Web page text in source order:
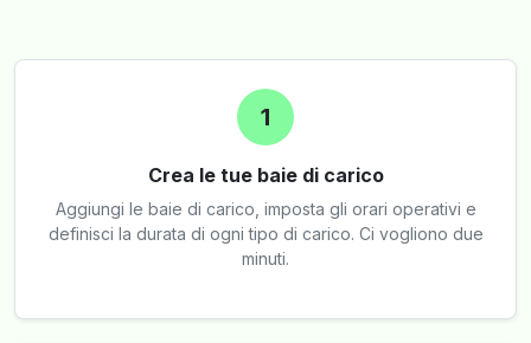
1
Crea le tue baie di carico
Aggiungi le baie di carico, imposta gli orari operativi e
definisci la durata di ogni tipo di carico. Ci vogliono due
minuti.